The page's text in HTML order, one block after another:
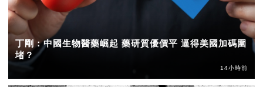
丁剛：中國生物醫藥崛起 藥研質優價平 逼得美國加碼圍
堵？
14小時前